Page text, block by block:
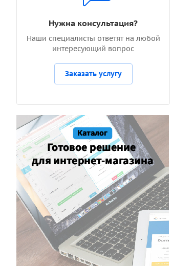
Нужна консультация?
Наши специалисты ответят на любой
интересующий вопрос
Заказать услугу